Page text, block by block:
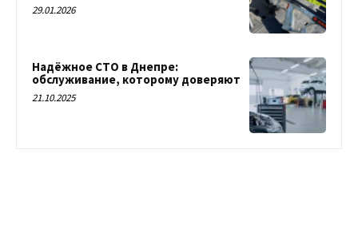
29.01.2026
Надёжное СТО в Днепре:
обслуживание, которому доверяют
21.10.2025